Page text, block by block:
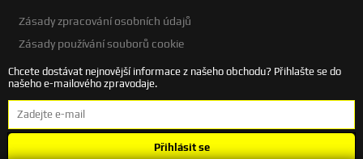
Zásady zpracování osobních údajů
Zásady používání souborů cookie
Chcete dostávat nejnovější informace z našeho obchodu? Přihlašte se do
našeho e-mailového zpravodaje.
Přihlásit se